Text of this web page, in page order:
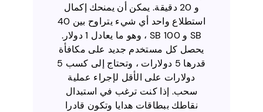
و 20 دقيقة. يمكن أن يمنحك إكمال
استطلاع واحد أي شيء يتراوح بين 40
SB و 100 SB ، وهو ما يعادل 1 دولار.
يحصل كل مستخدم جديد على مكافأة
قدرها 5 دولارات ، وتحتاج إلى كسب 5
دولارات على الأقل لإجراء عملية
سحب. إذا كنت ترغب في استبدال
نقاطك ببطاقات هدايا وتكون قادرا